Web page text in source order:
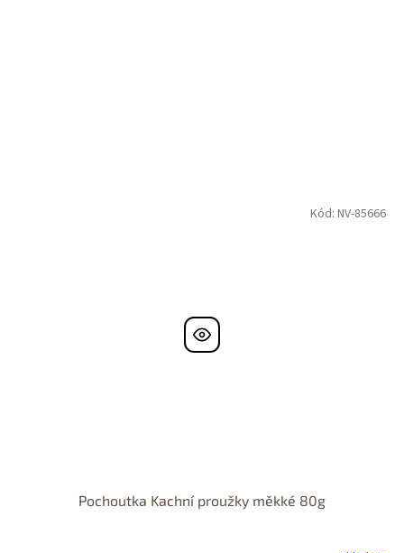
Pochoutka Kachní proužky měkké 80g
Kód: NV-85666